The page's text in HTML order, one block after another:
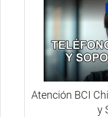
Atención BCI
y